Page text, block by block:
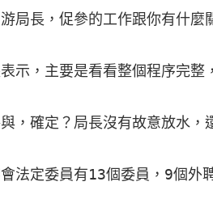
局長，促參的工作跟你有什
示，主要是看看整個程序完整
，確定？局長沒有故意放水
法定委員有13個委員，9個外